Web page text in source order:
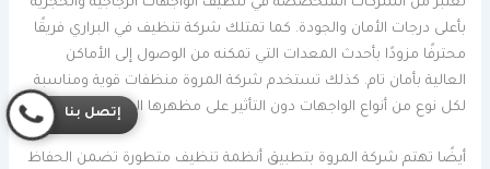
تعتبر من الشركات المتخصصة في تنظيف الواجهات الزجاجية والحجرية
بأعلى درجات الأمان والجودة. كما تمتلك شركة تنظيف في البراري فريقًا
محترفًا مزودًا بأحدث المعدات التي تمكنه من الوصول إلى الأماكن
العالية بأمان تام. كذلك تستخدم شركة المروة منظفات قوية ومناسبة
لكل نوع من أنواع الواجهات دون التأثير على مظهرها الخارجي.
أيضًا تهتم شركة المروة بتطبيق أنظمة تنظيف متطورة تضمن الحفاظ
إتصل بنا